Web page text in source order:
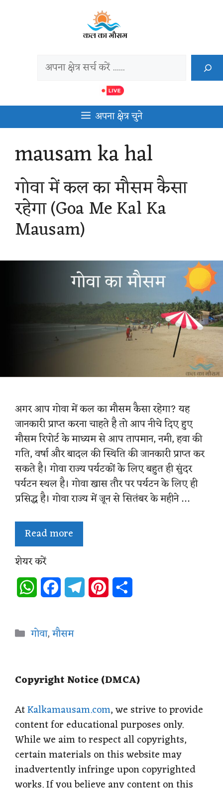
अपना क्षेत्र चुने
mausam ka hal
गोवा में कल का मौसम कैसा
रहेगा (Goa Me Kal Ka
Mausam)
अगर आप गोवा में कल का मौसम कैसा रहेगा? यह
जानकारी प्राप्त करना चाहते है तो आप नीचे दिए हुए
मौसम रिपोर्ट के माध्यम से आप तापमान, नमी, हवा की
गति, वर्षा और बादल की स्थिति की जानकारी प्राप्त कर
सकते है। गोवा राज्य पर्यटकों के लिए बहुत ही सुंदर
पर्यटन स्थल है। गोवा खास तौर पर पर्यटन के लिए ही
प्रसिद्ध है। गोवा राज्य में जून से सितंबर के महीने …
Read more
शेयर करें
W
a
A
p
p
c
o
o
k
r
a
m
r
e
s
t
Categories
गोवा,मौसम
Copyright Notice (DMCA)
AtKalkamausam.com, we strive to provide
content for educational purposes only.
While we aim to respect all copyrights,
certain materials on this website may
inadvertently infringe upon copyrighted